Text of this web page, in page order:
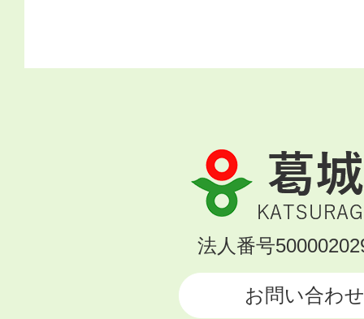
葛
城
市
KATSURAGI
法人番号
お問い合わせ